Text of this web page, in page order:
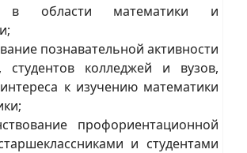
в области математики и
познавательной активности
студентов колледжей и вузов,
к изучению математики
профориентационной
и студентами